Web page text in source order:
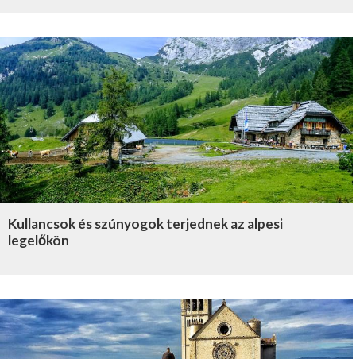
Kullancsok és szúnyogok terjednek az alpesi
legelőkön